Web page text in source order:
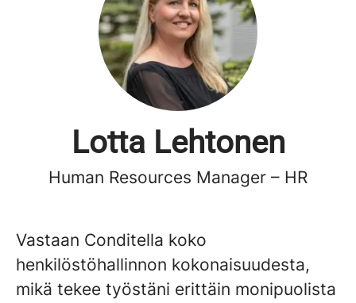
Lotta Lehtonen
Human Resources Manager – HR
Vastaan Conditella koko
henkilöstöhallinnon kokonaisuudesta,
mikä tekee työstäni erittäin monipuolista